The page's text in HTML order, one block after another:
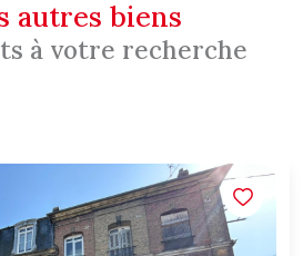
autres biens
à votre recherche